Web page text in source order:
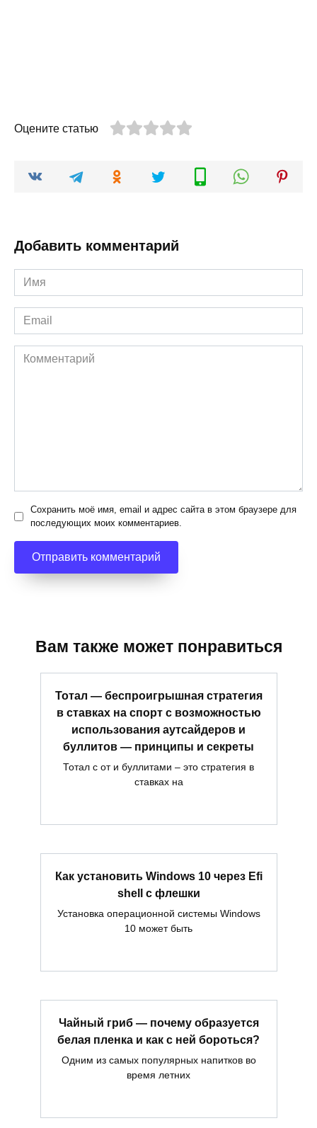
Оцените статью
Добавить комментарий
Имя
*
Email
*
Комментарий
Сохранить моё имя, email и адрес сайта в этом браузере для
последующих моих комментариев.
Вам также может понравиться
Тотал — беспроигрышная стратегия
в ставках на спорт с возможностью
использования аутсайдеров и
буллитов — принципы и секреты
Тотал с от и буллитами – это стратегия в
ставках на
Как установить Windows 10 через Efi
shell с флешки
Установка операционной системы Windows
10 может быть
Чайный гриб — почему образуется
белая пленка и как с ней бороться?
Одним из самых популярных напитков во
время летних